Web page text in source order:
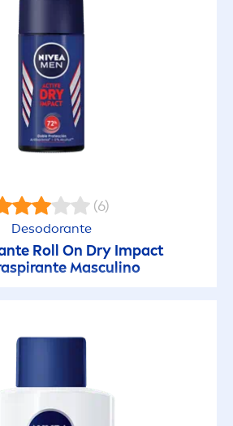
(6)
Desodorante
Roll On Dry Impact
Masculino